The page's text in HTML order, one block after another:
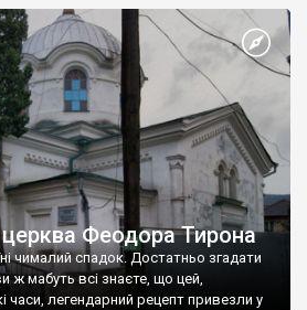
Феодора Тирона
чималий спадок. Достатньо згадати
ж мабуть всі знаєте, що цей,
часи, легендарний рецепт привезли у